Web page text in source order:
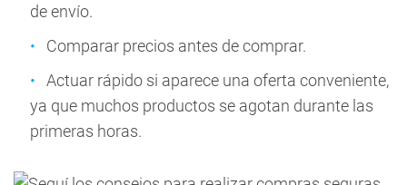
de envío.
Comparar precios antes de comprar.
Actuar rápido si aparece una oferta conveniente,
ya que muchos productos se agotan durante las
primeras horas.